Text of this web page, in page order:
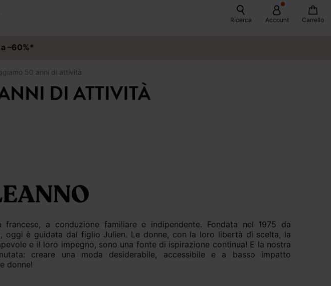
Ricerca Account Carrello
a –60%*
50 anni di attività
DI ATTIVITÀ
oggi è guidata dal figlio Julien. Le donne, con la loro libertà di scelta, la
e il loro impegno, sono una fonte di ispirazione continua! E la nostra
creare una moda desiderabile, accessibile e a basso impatto
donne!